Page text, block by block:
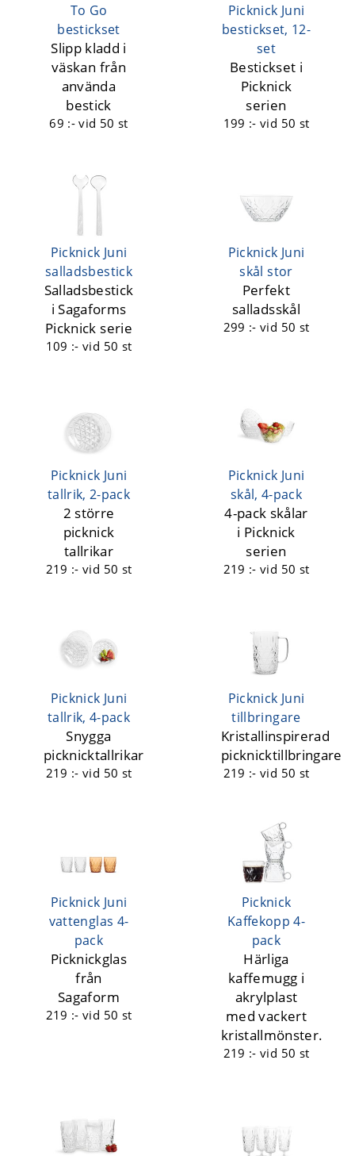
To Go
bestickset
Slipp kladd i
väskan från
använda
bestick
69 :-vid 50 st
Picknick Juni
bestickset, 12-
set
Bestickset i
Picknick
serien
199 :-vid 50 st
Picknick Juni
salladsbestick
Salladsbestick
i Sagaforms
Picknick serie
109 :-vid 50 st
Picknick Juni
skål stor
Perfekt
salladsskål
299 :-vid 50 st
Picknick Juni
tallrik, 2-pack
2 större
picknick
tallrikar
219 :-vid 50 st
Picknick Juni
skål, 4-pack
4-pack skålar
i Picknick
serien
219 :-vid 50 st
Picknick Juni
tallrik, 4-pack
Snygga
picknicktallrikar
219 :-vid 50 st
Picknick Juni
tillbringare
Kristallinspirerad
picknicktillbringare
219 :-vid 50 st
Picknick Juni
vattenglas 4-
pack
Picknickglas
från
Sagaform
219 :-vid 50 st
Picknick
Kaffekopp 4-
pack
Härliga
kaffemugg i
akrylplast
med vackert
kristallmönster.
219 :-vid 50 st